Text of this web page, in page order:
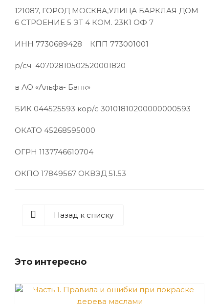
121087, ГОРОД МОСКВА,УЛИЦА БАРКЛАЯ ДОМ
6 СТРОЕНИЕ 5 ЭТ 4 КОМ. 23К1 ОФ 7
ИНН 7730689428 КПП 773001001
р/сч 40702810502520001820
в АО «Альфа- Банк»
БИК 044525593 кор/с 30101810200000000593
ОКАТО 45268595000
ОГРН 1137746610704
ОКПО 17849567 ОКВЭД 51.53
Назад к списку
Это интересно